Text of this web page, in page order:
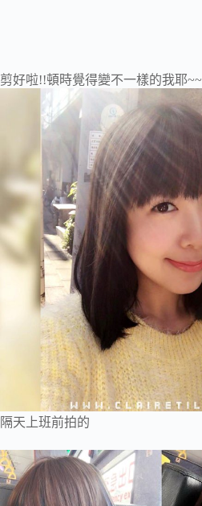
剪好啦!!頓時覺得變不一樣的我耶~~
隔天上班前拍的